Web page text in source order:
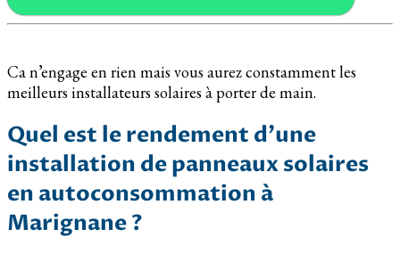
Ca n’engage en rien mais vous aurez constamment les
meilleurs installateurs solaires à porter de main.
Quel est le rendement d’une
installation de panneaux solaires
en autoconsommation à
Marignane ?